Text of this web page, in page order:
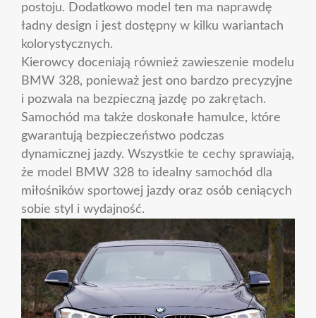
postoju. Dodatkowo model ten ma naprawdę
ładny design i jest dostępny w kilku wariantach
kolorystycznych.
Kierowcy doceniają również zawieszenie modelu
BMW 328, ponieważ jest ono bardzo precyzyjne
i pozwala na bezpieczną jazdę po zakrętach.
Samochód ma także doskonałe hamulce, które
gwarantują bezpieczeństwo podczas
dynamicznej jazdy. Wszystkie te cechy sprawiają,
że model BMW 328 to idealny samochód dla
miłośników sportowej jazdy oraz osób ceniących
sobie styl i wydajność.